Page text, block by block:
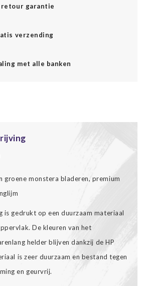
retour garantie
verzending
met alle banken
groene monstera bladeren, premium
is gedrukt op een duurzaam materiaal
De kleuren van het
helder blijven dankzij de HP
is zeer duurzaam en bestand tegen
en geurvrij.